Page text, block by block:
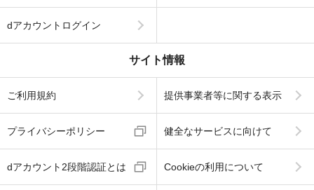
dアカウントログイン
サイト情報
ご利用規約 提供事業者等に関する表示
プライバシーポリシー 健全なサービスに向けて
dアカウント2段階認証とは Cookieの利用について